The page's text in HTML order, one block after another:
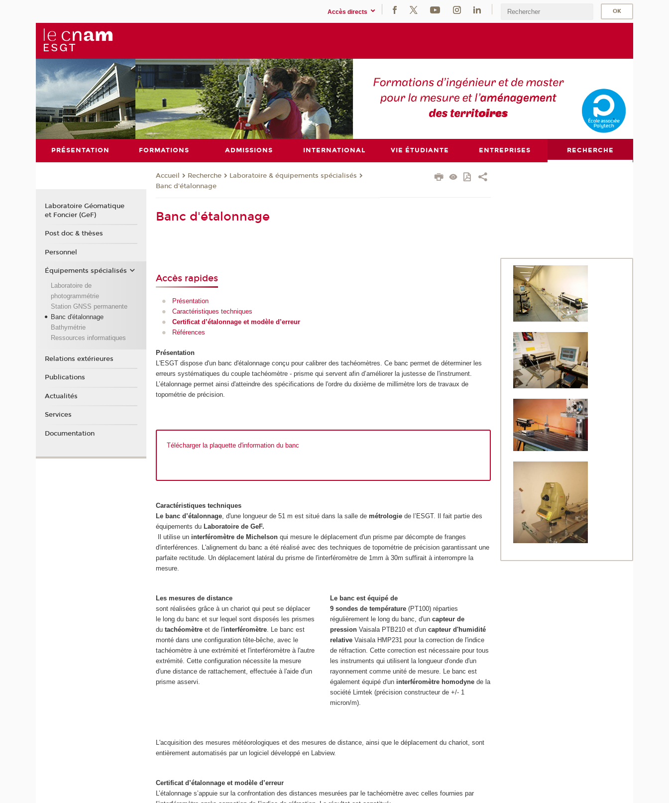
Accès directs
PRÉSENTATION FORMATIONS ADMISSIONS INTERNATIONAL VIE ÉTUDIANTE ENTREPRISES RECHERCHE
Accueil Recherche
Laboratoire & équipements spécialisés
Banc d'étalonnage
Banc d'étalonnage
Accès rapides
Présentation
Caractéristiques techniques
Certificat d’étalonnage et modèle d’erreur
Références
Présentation
L'ESGT dispose d'un banc d'étalonnage conçu pour calibrer des tachéomètres. Ce banc permet de déterminer les
erreurs systématiques du couple tachéomètre - prisme qui servent afin d’améliorer la justesse de l'instrument.
L’étalonnage permet ainsi d'atteindre des spécifications de l'ordre du dixième de millimètre lors de travaux de
topométrie de précision.
Télécharger la plaquette d'information du banc
Caractéristiques techniques
Le banc d’étalonnage , d'une longueur de 51 m est situé dans la salle demétrologie de l’ESGT. Il fait partie des
équipements duLaboratoire de GeF.
Il utilise un interféromètre de Michelson qui mesure le déplacement d'un prisme par décompte de franges
d'interférences. L'alignement du banc a été réalisé avec des techniques de topométrie de précision garantissant une
parfaite rectitude. Un déplacement latéral du prisme de l'interféromètre de 1mm à 30m suffirait à interrompre la
mesure.
Les mesures de distance
sont réalisées grâce à un chariot qui peut se déplacer
le long du banc et sur lequel sont disposés les prismes
dutachéomètre et de l'interféromètre . Le banc est
monté dans une configuration tête-bêche, avec le
tachéomètre à une extrémité et l'interféromètre à l'autre
extrémité. Cette configuration nécessite la mesure
d'une distance de rattachement, effectuée à l'aide d'un
prisme asservi.
Le banc est équipé de
9 sondes de température(PT100) réparties
régulièrement le long du banc, d'un capteur de
pressionVaisala PTB210 et d'un capteur d'humidité
relativeVaisala HMP231 pour la correction de l'indice
de réfraction. Cette correction est nécessaire pour tous
les instruments qui utilisent la longueur d'onde d'un
rayonnement comme unité de mesure. Le banc est
également équipé d'un interféromètre homodynede la
société Limtek (précision constructeur de +/- 1
micron/m).
L'acquisition des mesures météorologiques et des mesures de distance, ainsi que le déplacement du chariot, sont
entièrement automatisés par un logiciel développé en Labview.
Certificat d’étalonnage et modèle d’erreur
L’étalonnage s’appuie sur la confrontation des distances mesurées par le tachéomètre avec celles fournies par
Laboratoire Géomatique
et Foncier (GeF)
Post doc & thèses
Personnel
Équipements spécialisés
Laboratoire de
photogrammétrie
Station GNSS permanente
Banc d'étalonnage
Bathymétrie
Ressources informatiques
Relations extérieures
Publications
Actualités
Services
Documentation